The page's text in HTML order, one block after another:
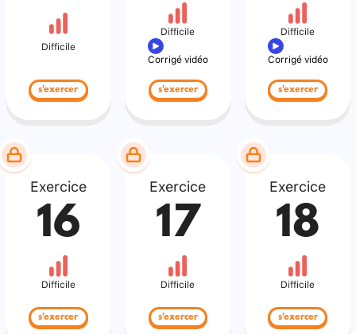
Difficile
s'exercer
Difficile
Corrigé vidéo
s'exercer
Difficile
Corrigé vidéo
s'exercer
Exercice
16
Difficile
s'exercer
Exercice
17
Difficile
s'exercer
Exercice
18
Difficile
s'exercer